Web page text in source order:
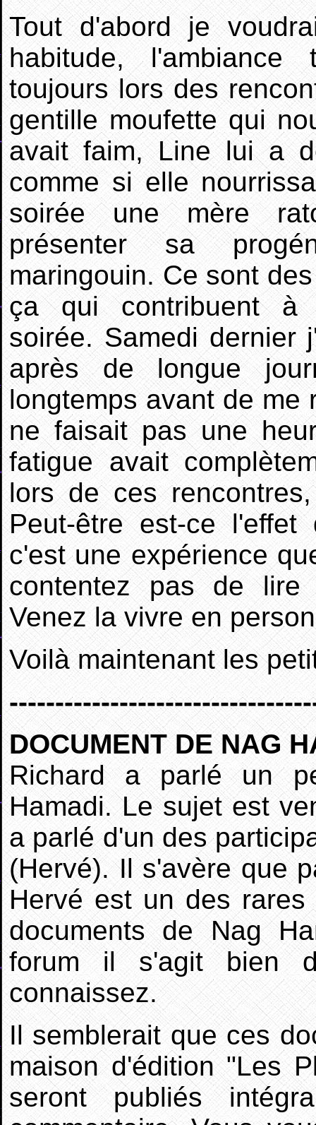
Tout d'abord je
habitude,
toujours lors des
gentille moufette qui
avait faim, Line lui a
comme si elle
soirée une mère
présenter sa
maringouin. Ce sont
ça qui contribuent à
soirée. Samedi dernier
après de longue
longtemps avant de me
ne faisait pas une
fatigue avait
lors de ces
Peut-être est-ce
c'est une expérience
contentez pas de lire
Venez la vivre en
Voilà maintenant les
DOCUMENT DE NAG
Richard a parlé un
Hamadi. Le sujet est
a parlé d'un des
(Hervé). Il s'avère que
Hervé est un des
documents de Nag
forum il s'agit bien
connaissez.
Il semblerait que ces
maison d'édition "Les
seront publiés